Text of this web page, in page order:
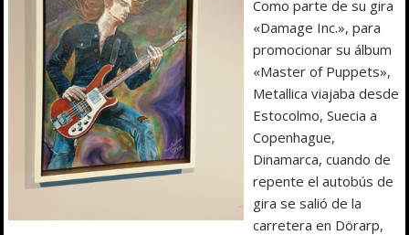
Como parte de su gira
«Damage Inc.», para
promocionar su álbum
«Master of Puppets»,
Metallica viajaba desde
Estocolmo, Suecia a
Copenhague,
Dinamarca, cuando de
repente el autobús de
gira se salió de la
carretera en Dörarp,